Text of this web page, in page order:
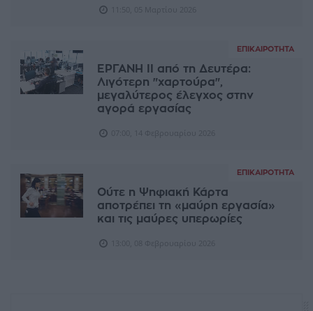
ΕΠΙΚΑΙΡΌΤΗΤΑ
ΕΡΓΑΝΗ ΙΙ από τη Δευτέρα:
Λιγότερη "χαρτούρα",
μεγαλύτερος έλεγχος στην
αγορά εργασίας
ΕΠΙΚΑΙΡΌΤΗΤΑ
Ούτε η Ψηφιακή Κάρτα
αποτρέπει τη «μαύρη εργασία»
και τις μαύρες υπερωρίες